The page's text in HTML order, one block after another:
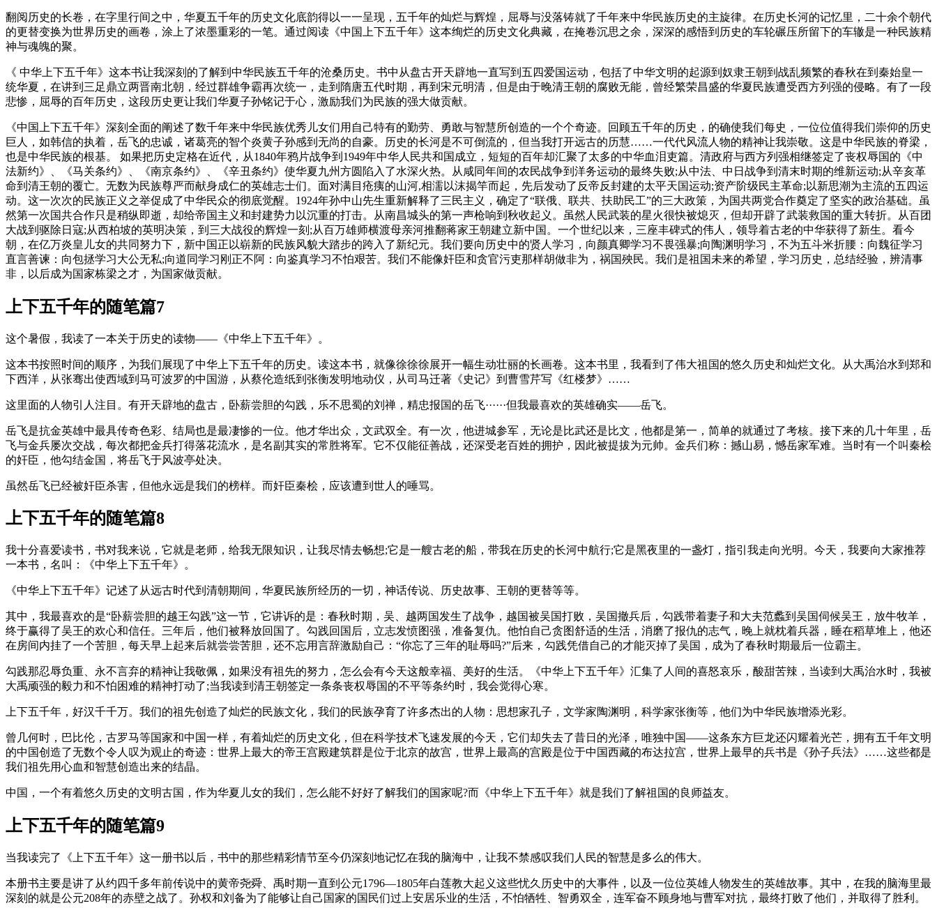
翻阅历史的长卷，在字里行间之中，华夏五千年的历史文化底韵得以一一呈现，五千年的灿烂与辉煌，屈辱与没落铸就了千年来中华民族历史的主旋律。在历史长河的记忆里，二十余个朝代
的更替变换为世界历史的画卷，涂上了浓墨重彩的一笔。通过阅读《中国上下五千年》这本绚烂的历史文化典藏，在掩卷沉思之余，深深的感悟到历史的车轮碾压所留下的车辙是一种民族精
神与魂魄的聚。
《 中华上下五千年》这本书让我深刻的了解到中华民族五千年的沧桑历史。书中从盘古开天辟地一直写到五四爱国运动，包括了中华文明的起源到奴隶王朝到战乱频繁的春秋在到秦始皇一
统华夏，在讲到三足鼎立两晋南北朝，经过群雄争霸再次统一，走到隋唐五代时期，再到宋元明清，但是由于晚清王朝的腐败无能，曾经繁荣昌盛的华夏民族遭受西方列强的侵略。有了一段
悲惨，屈辱的百年历史，这段历史更让我们华夏子孙铭记于心，激励我们为民族的强大做贡献。
《中国上下五千年》深刻全面的阐述了数千年来中华民族优秀儿女们用自己特有的勤劳、勇敢与智慧所创造的一个个奇迹。回顾五千年的历史，的确使我们每史，一位位值得我们崇仰的历史
巨人，如韩信的执着，岳飞的忠诚，诸葛亮的智个炎黄子孙感到无尚的自豪。历史的长河是不可倒流的，但当我打开远古的历慧……一代代风流人物的精神让我崇敬。这是中华民族的脊梁，
也是中华民族的根基。 如果把历史定格在近代，从1840年鸦片战争到1949年中华人民共和国成立，短短的百年却汇聚了太多的中华血泪吏篇。清政府与西方列强相继签定了丧权辱国的《中
法新约》、《马关条约》、《南京条约》、《辛丑条约》使华夏九州方圆陷入了水深火热。从咸同年间的农民战争到洋务运动的最终失败;从中法、中日战争到清末时期的维新运动;从辛亥革
命到清王朝的覆亡。无数为民族尊严而献身成仁的英雄志士们。面对满目疮痍的山河,相濡以沫揭竿而起，先后发动了反帝反封建的太平天国运动;资产阶级民主革命;以新思潮为主流的五四运
动。这一次次的民族正义之举促成了中华民众的彻底觉醒。1924年孙中山先生重新解释了三民主义，确定了“联俄、联共、扶助民工”的三大政策，为国共两党合作奠定了坚实的政治基础。虽
然第一次国共合作只是稍纵即逝，却给帝国主义和封建势力以沉重的打击。从南昌城头的第一声枪响到秋收起义。虽然人民武装的星火很快被熄灭，但却开辟了武装救国的重大转折。从百团
大战到驱除日寇;从西柏坡的英明决策，到三大战役的辉煌一刻;从百万雄师横渡母亲河推翻蒋家王朝建立新中国。一个世纪以来，三座丰碑式的伟人，领导着古老的中华获得了新生。看今
朝，在亿万炎皇儿女的共同努力下，新中国正以崭新的民族风貌大踏步的跨入了新纪元。我们要向历史中的贤人学习，向颜真卿学习不畏强暴;向陶渊明学习，不为五斗米折腰：向魏征学习
直言善谏：向包拯学习大公无私;向道同学习刚正不阿：向鉴真学习不怕艰苦。我们不能像奸臣和贪官污吏那样胡做非为，祸国殃民。我们是祖国未来的希望，学习历史，总结经验，辨清事
非，以后成为国家栋梁之才，为国家做贡献。
上下五千年的随笔篇7
这个暑假，我读了一本关于历史的读物——《中华上下五千年》。
这本书按照时间的顺序，为我们展现了中华上下五千年的历史。读这本书，就像徐徐徐展开一幅生动壮丽的长画卷。这本书里，我看到了伟大祖国的悠久历史和灿烂文化。从大禹治水到郑和
下西洋，从张骞出使西域到马可波罗的中国游，从蔡伦造纸到张衡发明地动仪，从司马迁著《史记》到曹雪芹写《红楼梦》……
这里面的人物引人注目。有开天辟地的盘古，卧薪尝胆的勾践，乐不思蜀的刘禅，精忠报国的岳飞······但我最喜欢的英雄确实——岳飞。
岳飞是抗金英雄中最具传奇色彩、结局也是最凄惨的一位。他才华出众，文武双全。有一次，他进城参军，无论是比武还是比文，他都是第一，简单的就通过了考核。接下来的几十年里，岳
飞与金兵屡次交战，每次都把金兵打得落花流水，是名副其实的常胜将军。它不仅能征善战，还深受老百姓的拥护，因此被提拔为元帅。金兵们称：撼山易，憾岳家军难。当时有一个叫秦桧
的奸臣，他勾结金国，将岳飞于风波亭处决。
虽然岳飞已经被奸臣杀害，但他永远是我们的榜样。而奸臣秦桧，应该遭到世人的唾骂。
上下五千年的随笔篇8
我十分喜爱读书，书对我来说，它就是老师，给我无限知识，让我尽情去畅想;它是一艘古老的船，带我在历史的长河中航行;它是黑夜里的一盏灯，指引我走向光明。今天，我要向大家推荐
一本书，名叫：《中华上下五千年》。
《中华上下五千年》记述了从远古时代到清朝期间，华夏民族所经历的一切，神话传说、历史故事、王朝的更替等等。
其中，我最喜欢的是“卧薪尝胆的越王勾践”这一节，它讲诉的是：春秋时期，吴、越两国发生了战争，越国被吴国打败，吴国撤兵后，勾践带着妻子和大夫范蠡到吴国伺候吴王，放牛牧羊，
终于赢得了吴王的欢心和信任。三年后，他们被释放回国了。勾践回国后，立志发愤图强，准备复仇。他怕自己贪图舒适的生活，消磨了报仇的志气，晚上就枕着兵器，睡在稻草堆上，他还
在房间内挂了一个苦胆，每天早上起来后就尝尝苦胆，还不忘用言辞激励自己：“你忘了三年的耻辱吗?”后来，勾践凭借自己的才能灭掉了吴国，成为了春秋时期最后一位霸主。
勾践那忍辱负重、永不言弃的精神让我敬佩，如果没有祖先的努力，怎么会有今天这般幸福、美好的生活。《中华上下五千年》汇集了人间的喜怒哀乐，酸甜苦辣，当读到大禹治水时，我被
大禹顽强的毅力和不怕困难的精神打动了;当我读到清王朝签定一条条丧权辱国的不平等条约时，我会觉得心寒。
上下五千年，好汉千千万。我们的祖先创造了灿烂的民族文化，我们的民族孕育了许多杰出的人物：思想家孔子，文学家陶渊明，科学家张衡等，他们为中华民族增添光彩。
曾几何时，巴比伦，古罗马等国家和中国一样，有着灿烂的历史文化，但在科学技术飞速发展的今天，它们却失去了昔日的光泽，唯独中国——这条东方巨龙还闪耀着光芒，拥有五千年文明
的中国创造了无数个令人叹为观止的奇迹：世界上最大的帝王宫殿建筑群是位于北京的故宫，世界上最高的宫殿是位于中国西藏的布达拉宫，世界上最早的兵书是《孙子兵法》……这些都是
我们祖先用心血和智慧创造出来的结晶。
中国，一个有着悠久历史的文明古国，作为华夏儿女的我们，怎么能不好好了解我们的国家呢?而《中华上下五千年》就是我们了解祖国的良师益友。
上下五千年的随笔篇9
当我读完了《上下五千年》这一册书以后，书中的那些精彩情节至今仍深刻地记忆在我的脑海中，让我不禁感叹我们人民的智慧是多么的伟大。
本册书主要是讲了从约四千多年前传说中的黄帝尧舜、禹时期一直到公元1796—1805年白莲教大起义这些忧久历史中的大事件，以及一位位英雄人物发生的英雄故事。其中，在我的脑海里最
深刻的就是公元208年的赤壁之战了。孙权和刘备为了能够让自己国家的国民们过上安居乐业的生活，不怕牺牲、智勇双全，连军奋不顾身地与曹军对抗，最终打败了他们，并取得了胜利。